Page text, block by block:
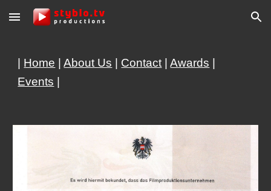
Skip to main content Skip to navigation
Home |About Us Contact |Awards
Events